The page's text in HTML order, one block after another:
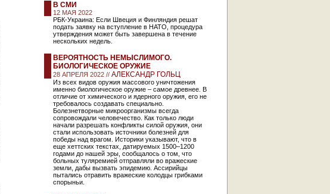
В СМИ
12 МАЯ 2022
РБК-Украина: Если Швеция и Финляндия решат
подать заявку на вступление в НАТО, процедура
утверждения может быть завершена в течение
нескольких недель.
ВЕРОЯТНОСТЬ НЕМЫСЛИМОГО.
БИОЛОГИЧЕСКОЕ ОРУЖИЕ
28 АПРЕЛЯ 2022 // АЛЕКСАНДР ГОЛЬЦ
Из всех видов оружия массового уничтожения
именно биологическое оружие – самое древнее. В
отличие от химического и ядерного оружия, его не
требовалось создавать специально.
Болезнетворные микроорганизмы всегда
сопровождали человечество. Как только люди
начали разрешать конфликты силой оружия, они
стали использовать источники болезней для
победы над врагом. Историки указывают, что в
еще хеттских текстах, датируемых 1500–1200
годами до нашей эры, сообщалось о том, что
больных туляремией отправляли во вражеские
земли, дабы вызвать эпидемию. Ассирийцы
пытались отравить вражеские колодцы грибками
спорыньи.